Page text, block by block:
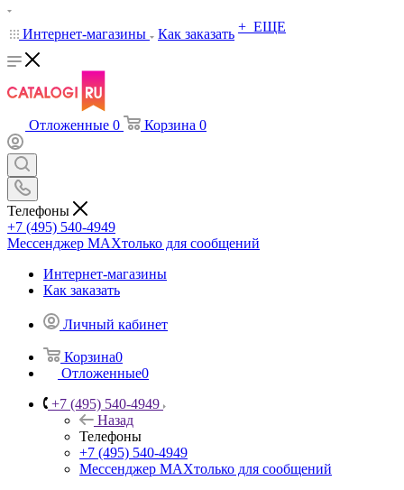
Интернет-магазины Как заказать + ЕЩЕ
Отложенные 0 Корзина 0
Телефоны
+7 (495) 540-4949
Мессенджер МАХтолько для сообщений
Интернет-магазины
Как заказать
Личный кабинет
Корзина0
Отложенные0
+7 (495) 540-4949
Назад
Телефоны
+7 (495) 540-4949
Мессенджер МАХтолько для сообщений